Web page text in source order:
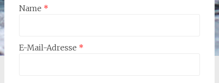
Name *
E-Mail-Adresse *